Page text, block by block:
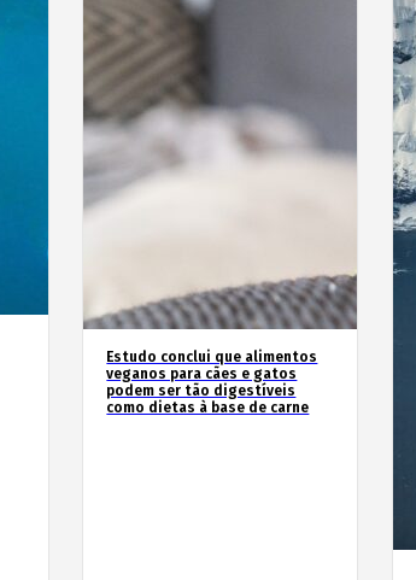
Estudo conclui que alimentos
veganos para cães e gatos
podem ser tão digestíveis
como dietas à base de carne